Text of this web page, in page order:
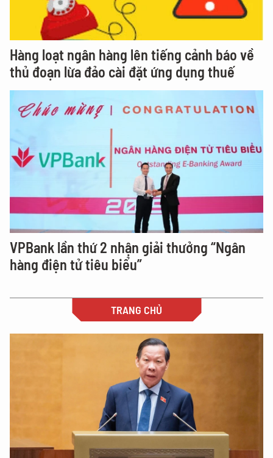
Hàng loạt ngân hàng lên tiếng cảnh báo về
thủ đoạn lừa đảo cài đặt ứng dụng thuế
VPBank lần thứ 2 nhận giải thưởng “Ngân
hàng điện tử tiêu biểu”
TRANG CHỦ